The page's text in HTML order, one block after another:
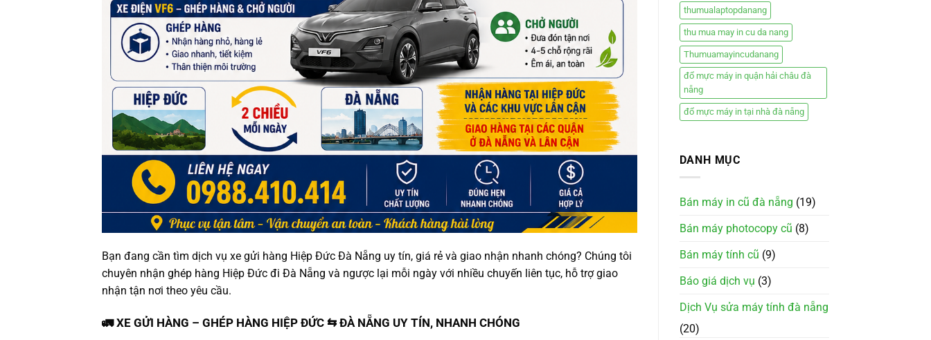
Bạn đang cần tìm dịch vụ xe gửi hàng Hiệp Đức Đà Nẵng uy tín, giá rẻ và giao nhận nhanh chóng? Chúng tôi
chuyên nhận ghép hàng Hiệp Đức đi Đà Nẵng và ngược lại mỗi ngày với nhiều chuyến liên tục, hỗ trợ giao
nhận tận nơi theo yêu cầu.
🚛 XE GỬI HÀNG – GHÉP HÀNG HIỆP ĐỨC ⇆ ĐÀ NẴNG UY TÍN, NHANH CHÓNG
thumualaptopdanang
thu mua may in cu da nang
Thumuamayincudanang
đổ mực máy in quận hải châu đà
nẵng
đổ mực máy in tại nhà đà nẵng
DANH MỤC
Bán máy in cũ đà nẵng (19)
Bán máy photocopy cũ (8)
Bán máy tính cũ (9)
Báo giá dịch vụ (3)
Dịch Vụ sửa máy tính đà nẵng
(20)